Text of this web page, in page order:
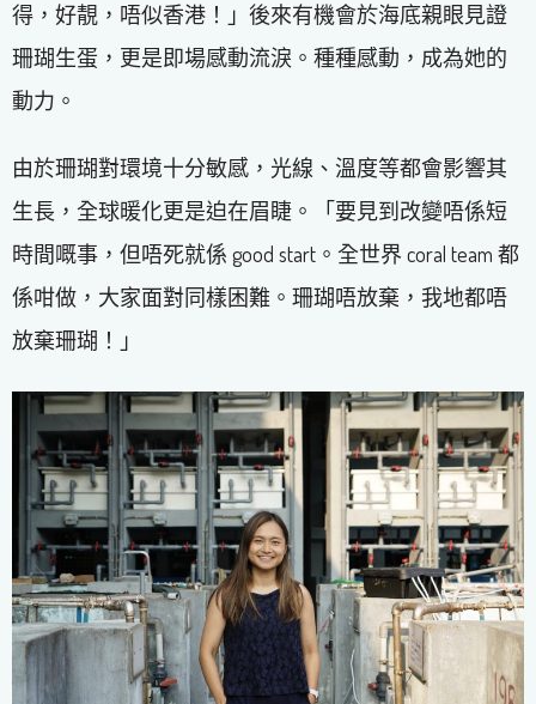
得，好靚，唔似香港！」後來有機會於海底親眼見證
珊瑚生蛋，更是即場感動流淚。種種感動，成為她的
動力。
由於珊瑚對環境十分敏感，光線、溫度等都會影響其
生長，全球暖化更是迫在眉睫。「要見到改變唔係短
時間嘅事，但唔死就係 good start。全世界 coral team 都
係咁做，大家面對同樣困難。珊瑚唔放棄，我地都唔
放棄珊瑚！」